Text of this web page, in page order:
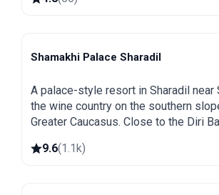
Shamakhi
Shamakhi Palace Sharadil
A palace-style resort in Sharadil near
the wine country on the southern
Greater Caucasus. Close to the Diri
Pirqulu forests.
9.6(1.1k)